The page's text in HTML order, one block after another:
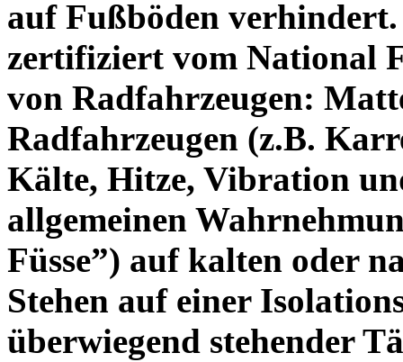
auf Fußböden
zertifiziert vom National
von Radfahrzeugen:
Radfahrzeugen (z.B.
Kälte, Hitze, Vibration
allgemeinen
Füsse”) auf kalten oder
Stehen auf einer
überwiegend stehender